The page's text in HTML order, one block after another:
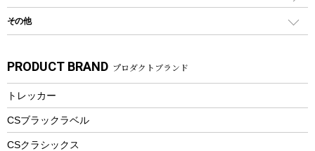
バーベキューツール
カトラリー
マグカップ、カップ
ステンレスボトル
フードボトル
その他アウトドア雑貨
スプレー関係
ツール、他
パドル
ヘルメット
エアーポンプ
アクセサリー
シティサイクル
自転車ウェア
ラッシュガード
パラソル
フローティングベスト
ヘルメット
その他
湯たんぽ
防災用品
PRODUCT BRAND プロダクトブランド
トレッカー
CSブラックラベル
CSクラシックス